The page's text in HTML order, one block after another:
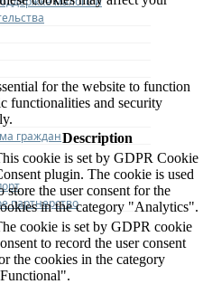
граждан
партнерство
for the website to function
functionalities and security
Description
cookie is set by GDPR Cookie
plugin. The cookie is used
store the user consent for the
in the category "Analytics".
cookie is set by GDPR cookie
to record the user consent
the cookies in the category